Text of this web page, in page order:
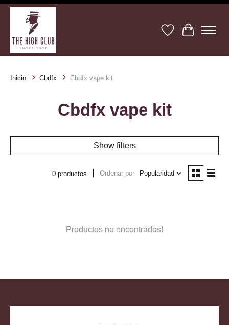
Lista de deseos
Cesta
Inicio Cbdfx Cbdfx vape kit
Cbdfx vape kit
Show filters
0 productos Ordenar por Popularidad
Productos no encontrados!